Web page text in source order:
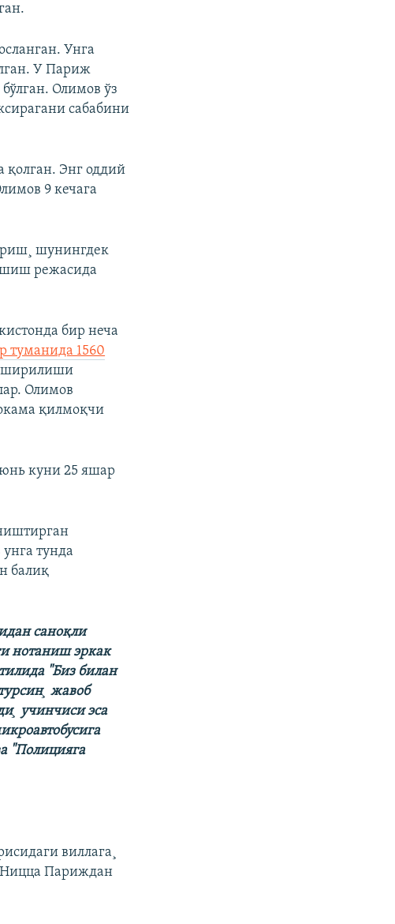
Унга
У Париж
Олимов ўз
сабабини
қолган. Энг оддий
9 кечага
шунингдек
режасида
бир неча
туманида 1560
Олимов
қилмоқчи
куни 25 яшар
тунда
балиқ
саноқли
нотаниш эркак
"Биз билан
жавоб
учинчиси эса
"Полицияга
виллага¸
Ницца Париждан